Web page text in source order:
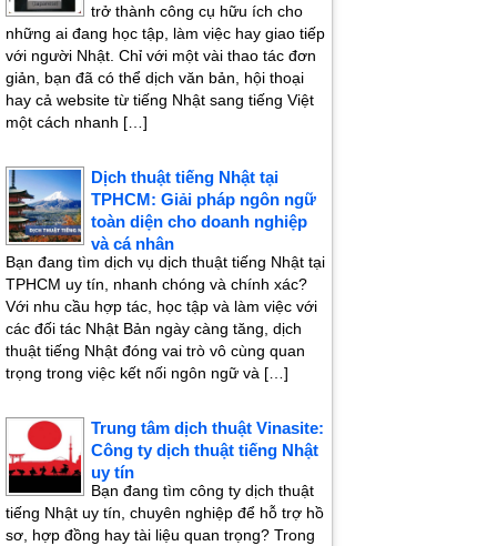
trở thành công cụ hữu ích cho
những ai đang học tập, làm việc hay giao tiếp
với người Nhật. Chỉ với một vài thao tác đơn
giản, bạn đã có thể dịch văn bản, hội thoại
hay cả website từ tiếng Nhật sang tiếng Việt
một cách nhanh […]
Dịch thuật tiếng Nhật tại
TPHCM: Giải pháp ngôn ngữ
toàn diện cho doanh nghiệp
và cá nhân
Bạn đang tìm dịch vụ dịch thuật tiếng Nhật tại
TPHCM uy tín, nhanh chóng và chính xác?
Với nhu cầu hợp tác, học tập và làm việc với
các đối tác Nhật Bản ngày càng tăng, dịch
thuật tiếng Nhật đóng vai trò vô cùng quan
trọng trong việc kết nối ngôn ngữ và […]
Trung tâm dịch thuật Vinasite:
Công ty dịch thuật tiếng Nhật
uy tín
Bạn đang tìm công ty dịch thuật
tiếng Nhật uy tín, chuyên nghiệp để hỗ trợ hồ
sơ, hợp đồng hay tài liệu quan trọng? Trong